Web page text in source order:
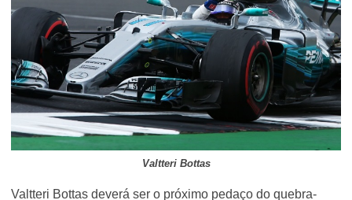
Valtteri Bottas
Valtteri Bottas deverá ser o próximo pedaço do quebra-